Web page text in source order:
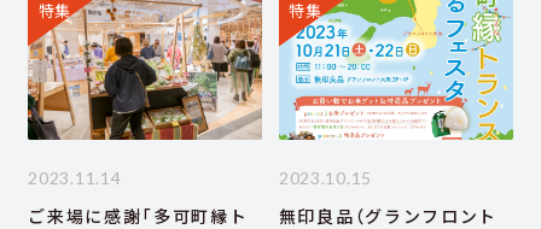
特集
2023.11.14
ご来場に感謝「多可町縁ト
特集
2023.10.15
無印良品（グランフロント